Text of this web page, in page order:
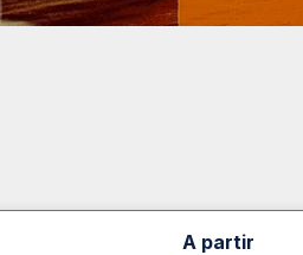
A partir